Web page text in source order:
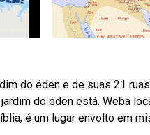
do éden e de suas 21
do éden está. Weba
é um lugar envolto em